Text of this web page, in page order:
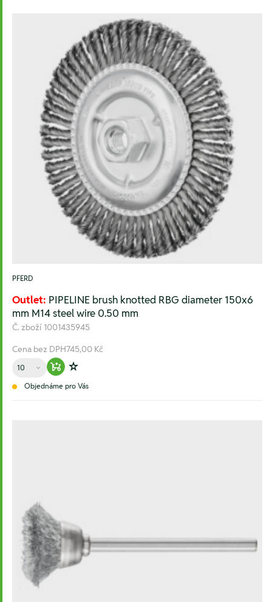
PFERD
Outlet: PIPELINE brush knotted RBG diameter 150x6
mm M14 steel wire 0.50 mm
Č. zboží 1001435945
Cena bez DPH745,00 Kč
Množství
Warenkorb hinzufügen
Zur Wunschliste hinzufügen
Objednáme pro Vás